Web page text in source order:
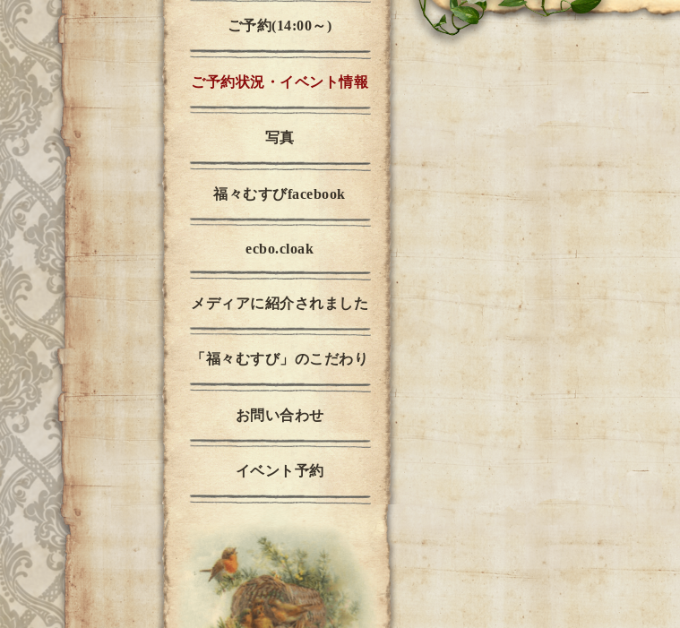
ご予約(14:00～)
ご予約状況・イベント情報
写真
福々むすびfacebook
ecbo.cloak
メディアに紹介されました
「福々むすび」のこだわり
お問い合わせ
イベント予約